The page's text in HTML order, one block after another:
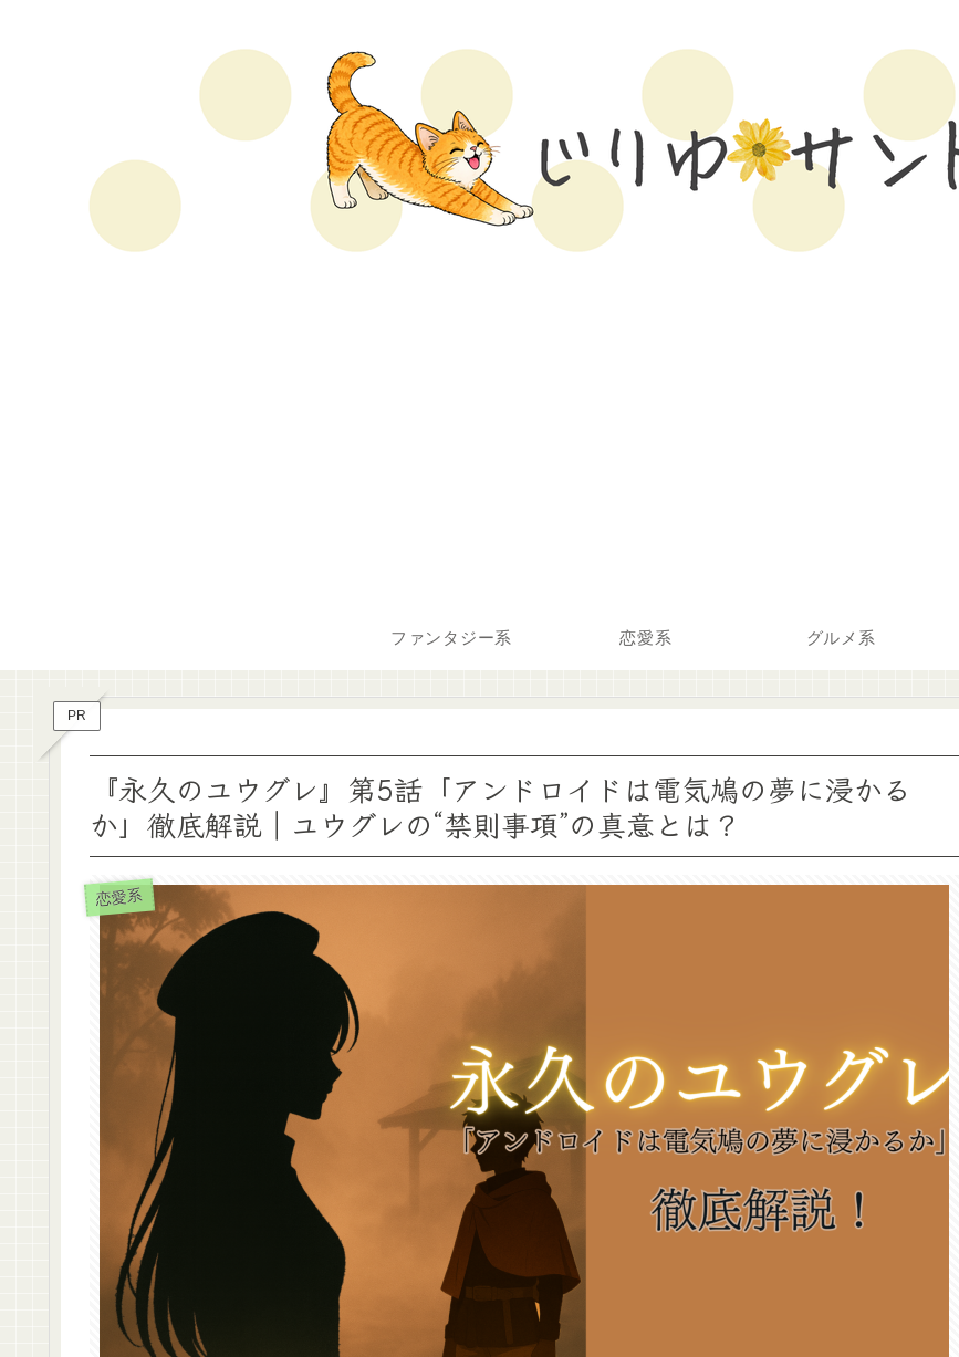
ファンタジー系 恋愛系 グルメ系
PR
『永久のユウグレ』第5話「アンドロイドは電気鳩の夢に浸かる
か」徹底解説｜ユウグレの“禁則事項”の真意とは？
恋愛系